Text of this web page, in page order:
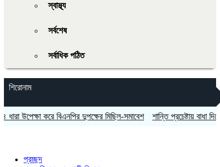
স্বাস্থ্য
সর্বশেষ
সর্বাধিক পঠিত
শিরোনাম
উপেক্ষা করে বিএনপির দুপক্ষের মিছিল-সমাবেশ শান্তি প্রচেষ্টায় বাধা দিচ্ছে
প্রচ্ছদ